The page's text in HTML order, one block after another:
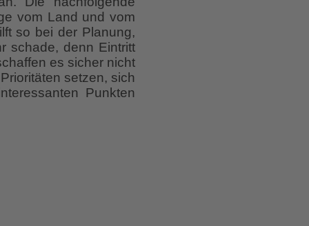
vom Land und vom
so bei der Planung,
schade, denn Eintritt
es sicher nicht
setzen, sich
Punkten